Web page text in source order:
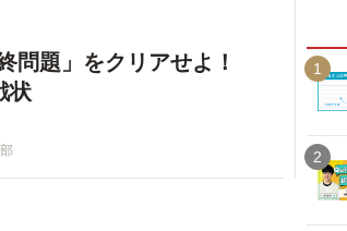
問題」をクリアせよ！
状
1
2